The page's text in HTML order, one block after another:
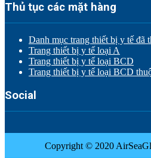
Thủ tục các mặt hàng
Danh mục trang thiết bị y tế đã
Trang thiết bị y tế loại A
Trang thiết bị y tế loại BCD
Trang thiết bị y tế loại BCD
Social
Copyright © 2020